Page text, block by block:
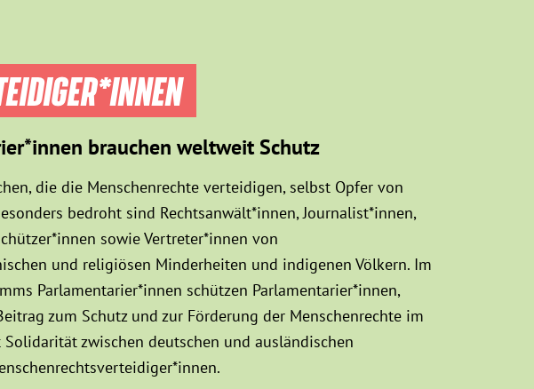
brauchen weltweit Schutz
die die Menschenrechte verteidigen, selbst Opfer von
bedroht sind Rechtsanwält*innen, Journalist*innen,
sowie Vertreter*innen von
und religiösen Minderheiten und indigenen Völkern. Im
Parlamentarier*innen schützen Parlamentarier*innen,
zum Schutz und zur Förderung der Menschenrechte im
zwischen deutschen und ausländischen